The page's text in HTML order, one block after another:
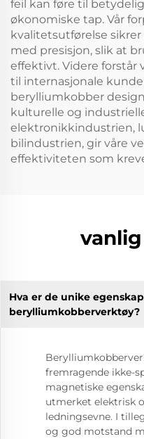
feil kan føre til
økonomiske tap. Vår
kvalitetsutførelse
med presisjon, slik at
effektivt. Videre forstår
til internasjonale
berylliumkobber
kulturelle og
elektronikkindustrien,
bilindustrien, gir våre
effektiviteten som
Hva er de unike
berylliumkobberverktøy?
fremragende ikke-
magnetiske
utmerket elektrisk
ledningsevne. I
og god motstand